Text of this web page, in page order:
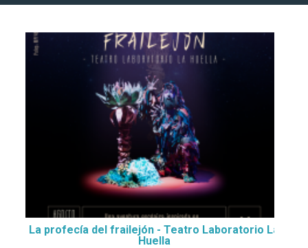
La profecía del frailejón - Teatro Laboratorio La
Huella